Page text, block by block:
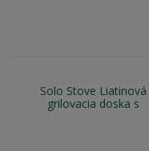
Solo Stove Liatinová
grilovacia doska s
nadstavcom na ohnisko